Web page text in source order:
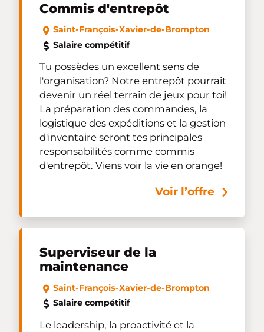
Commis d'entrepôt
Saint-François-Xavier-de-Brompton
Salaire compétitif
Tu possèdes un excellent sens de
l'organisation? Notre entrepôt pourrait
devenir un réel terrain de jeux pour toi!
La préparation des commandes, la
logistique des expéditions et la gestion
d'inventaire seront tes principales
responsabilités comme commis
d'entrepôt. Viens voir la vie en orange!
Voir l’offre
Superviseur de la
maintenance
Saint-François-Xavier-de-Brompton
Salaire compétitif
Le leadership, la proactivité et la